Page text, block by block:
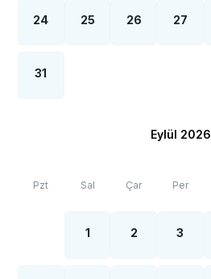
24 25 26 27
31
Eylül 2026
Pzt Sal Çar Per
1 2 3